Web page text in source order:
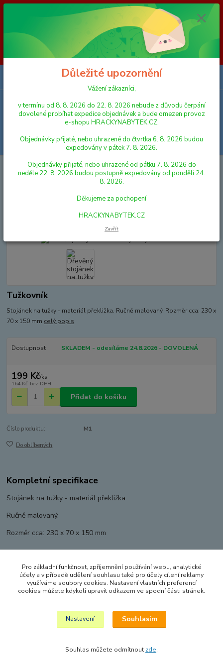
Vážení zákazníci, v termínu od 8. 8. 2026 do 23. 8. 2026 nebude z
důvodu čerpání dovolené probíhat expedice objednávek a bude omezen
provoz e-shopu HRACKYNABYTEK.CZ. Objednávky přijaté, nebo
uhrazené do čtvrtka 6. 8. 2026 budou expedovány v pátek 7. 8. 2026.
Objednávky přijaté, nebo uhrazené od pátku 7. 8. 2026 do neděle 23. 8.
2026 budou postupně expedovány od pondělí 24. 8. 2026. Děkujeme za
pochopení HRACKYNABYTEK.CZ
Menu
Hledat
DEKORACE DO DĚTSKÝCH POKOJŮ
Dřevěný stojánek na tužky -
Myš oranžová
Dřevěný stojánek na tužky - Myš
Tužkovník
Stojánek na tužky - materiál překližka. Ručně malovaný. Rozměr cca: 230 x
70 x 150 mm celý popis
Dostupnost SKLADEM - odesíláme 24.8.2026 - DOVOLENÁ
199 Kč/ks
164 Kč bez DPH
Přidat do košíku
Číslo produktu: M1
Do oblíbených
Kompletní specifikace
Stojánek na tužky - materiál překližka.
Ručně malovaný.
Rozměr cca: 230 x 70 x 150 mm
Zboží zařazeno v kategoriích
DEKORACE DO DĚTSKÝCH POKOJŮ
Důležité upozornění
Vážení zákazníci,
v termínu od 8. 8. 2026 do 22. 8. 2026 nebude z důvodu čerpání
dovolené probíhat expedice objednávek a bude omezen provoz
e-shopu HRACKYNABYTEK.CZ.
Objednávky přijaté, nebo uhrazené do čtvrtka 6. 8. 2026 budou
expedovány v pátek 7. 8. 2026.
Objednávky přijaté, nebo uhrazené od pátku 7. 8. 2026 do
neděle 22. 8. 2026 budou postupně expedovány od pondělí 24.
8. 2026.
Děkujeme za pochopení
HRACKYNABYTEK.CZ
Zavřít
Pro základní funkčnost, zpříjemnění používání webu, analytické
účely a v případě udělení souhlasu také pro účely cílení reklamy
využíváme soubory cookies. Nastavení vlastních preferencí
cookies můžete kdykoli upravit odkazem ve spodní části stránek.
Nastavení Souhlasím
Souhlas můžete odmítnout zde.